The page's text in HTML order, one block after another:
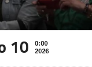
10
0:00
2026